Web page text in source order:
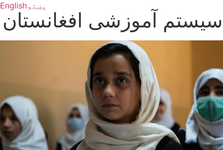
پښتوEnglish
سیستم آموزشی افغانستان